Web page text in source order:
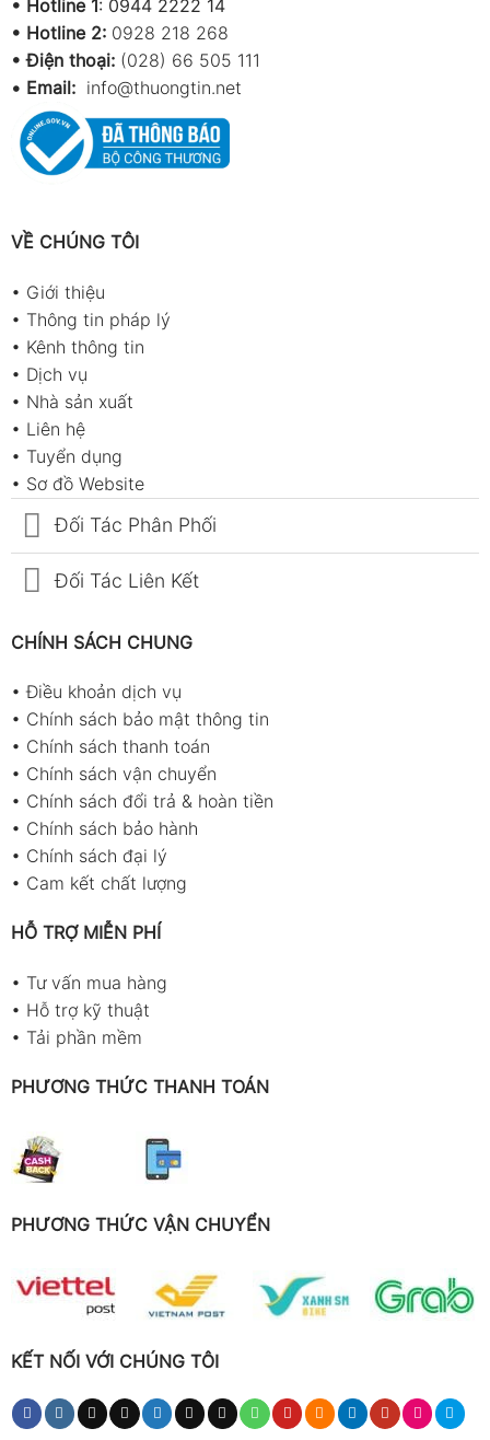
• Hotline 1: 0944 2222 14
• Hotline 2: 0928 218 268
• Điện thoại: (028) 66 505 111
• Email: info@thuongtin.net
VỀ CHÚNG TÔI
• Giới thiệu
• Thông tin pháp lý
• Kênh thông tin
• Dịch vụ
• Nhà sản xuất
• Liên hệ
• Tuyển dụng
• Sơ đồ Website
Đối Tác Phân Phối
Đối Tác Liên Kết
CHÍNH SÁCH CHUNG
•Điều khoản dịch vụ
• Chính sách bảo mật thông tin
• Chính sách thanh toán
• Chính sách vận chuyển
• Chính sách đổi trả & hoàn tiền
• Chính sách bảo hành
• Chính sách đại lý
• Cam kết chất lượng
HỖ TRỢ MIỄN PHÍ
• Tư vấn mua hàng
• Hỗ trợ kỹ thuật
• Tải phần mềm
PHƯƠNG THỨC THANH TOÁN
PHƯƠNG THỨC VẬN CHUYỂN
KẾT NỐI VỚI CHÚNG TÔI